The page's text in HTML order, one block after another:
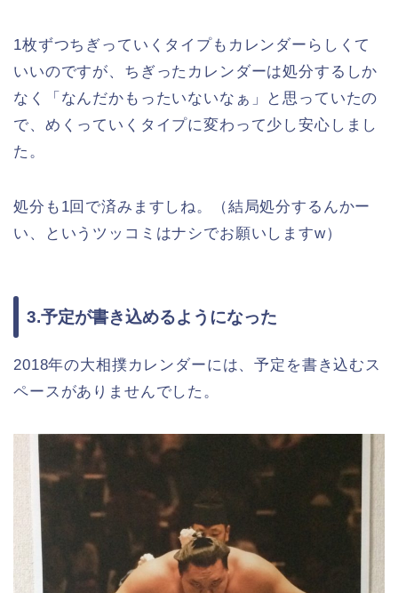
1枚ずつちぎっていくタイプもカレンダーらしくて
いいのですが、ちぎったカレンダーは処分するしか
なく「なんだかもったいないなぁ」と思っていたの
で、めくっていくタイプに変わって少し安心しまし
た。
処分も1回で済みますしね。（結局処分するんかー
い、というツッコミはナシでお願いしますw）
3.予定が書き込めるようになった
2018年の大相撲カレンダーには、予定を書き込むス
ペースがありませんでした。